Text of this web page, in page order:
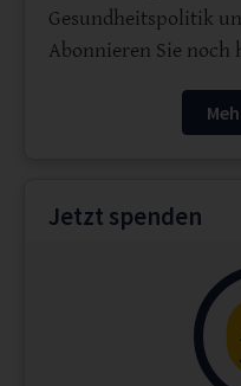
Gesundheitspolitik
Abonnieren Sie noch
Jetzt spenden